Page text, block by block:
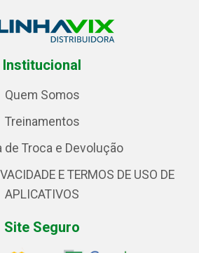
Institucional
Quem Somos
Treinamentos
de Troca e Devolução
E TERMOS DE USO DE
APLICATIVOS
Site Seguro